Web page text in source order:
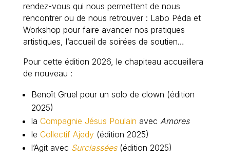
rendez-vous qui nous permettent de nous
rencontrer ou de nous retrouver : Labo Péda et
Workshop pour faire avancer nos pratiques
artistiques, l’accueil de soirées de soutien…
Pour cette édition 2026, le chapiteau accueillera
de nouveau :
Benoît Gruel pour un solo de clown (édition
2025)
la Compagnie Jésus Poulain avec Amores
le Collectif Ajedy(édition 2025)
l’Agit avec Surclassées (édition 2025)